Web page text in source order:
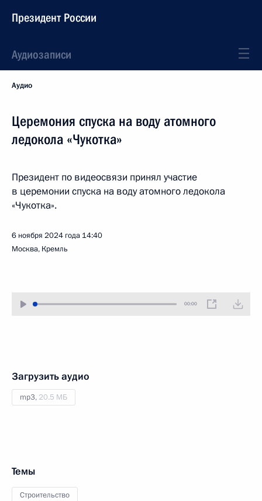
Президент России
Аудиозаписи
Аудио
Церемония спуска на воду атомного
ледокола «Чукотка»
Президент по видеосвязи принял участие
в церемонии спуска на воду атомного ледокола
«Чукотка».
6 ноября 2024 года 14:40
Москва, Кремль
00:00
Загрузить аудио
mp3, 20.5 МБ
Темы
Строительство